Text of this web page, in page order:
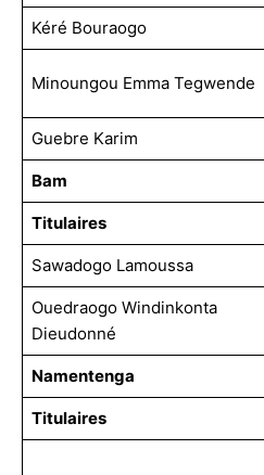
Kéré Bouraogo
Minoungou Emma Tegwende
Guebre Karim
Bam
Titulaires
Sawadogo Lamoussa
Ouedraogo Windinkonta
Dieudonné
Namentenga
Titulaires